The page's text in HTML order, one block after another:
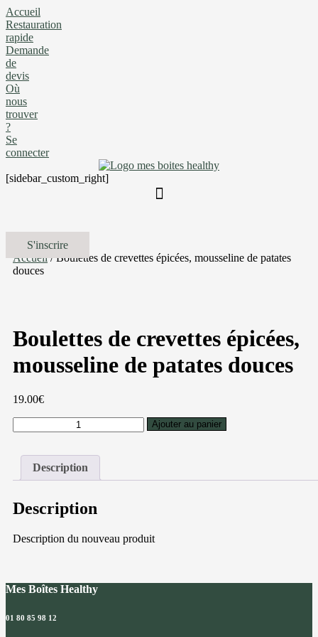
Accueil
Restauration
rapide
Demande
de
devis
Où
nous
trouver
?
Se
connecter
[sidebar_custom_right]
S'inscrire
Accueil/ Boulettes de crevettes épicées, mousseline de patates
douces
Boulettes de crevettes épicées,
mousseline de patates douces
19.00€
de
crevettes
mousseline
de
douces
Ajouter au panier
Description
Description
Description du nouveau produit
Mes Boîtes Healthy
01 80 85 98 12